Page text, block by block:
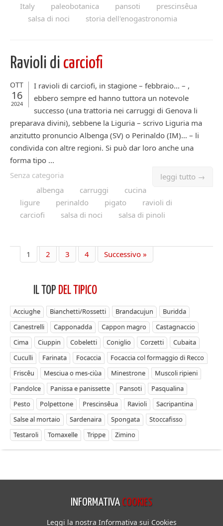
Italy
paleobotanica pansoti
prescinsêua
salsa di noci
storia dell'enogastronomia
Ravioli di carciofi
OTT
16
2024
I ravioli di carciofi, in stagione – febbraio… – ,
ebbero sempre ed hanno tuttora un notevole
successo (una trattoria nei carruggi di Genova li
preparava divini), sebbene la Liguria – scrivo Liguria ma
anzitutto pronuncio Albenga (SV) o Perinaldo (IM)… – li
condivida con altre regioni. Si può dar loro anche una
forma tipo ...
leggi tutto →
Senza categoria
albenga
carruggi
cucina
ligure
perinaldo pigato
ravioli di
carciofi
salsa di noci salsa di pinoli
1 2 3 4 Successivo »
IL TOP DEL TIPICO
Acciughe Bianchetti/Rossetti Brandacujun
Buridda
Canestrelli
Capponadda Cappon magro
Castagnaccio
Cima
Ciuppin Cobeletti Coniglio Corzetti
Cubaita
Cuculli
Farinata Focaccia
Focaccia col formaggio di Recco
Friscêu
Mesciua o mes-ciùa Minestrone
Muscoli ripieni
Pandolce
Panissa e panissette Pansoti
Pasqualina
Pesto
Polpettone Prescinsêua Ravioli
Sacripantina
Salse al mortaio
Sardenaira Spongata
Stoccafisso
Testaroli
Tomaxelle Trippe Zimino
INFORMATIVA COOKIES
Leggi la nostra Informativa sui Cookies